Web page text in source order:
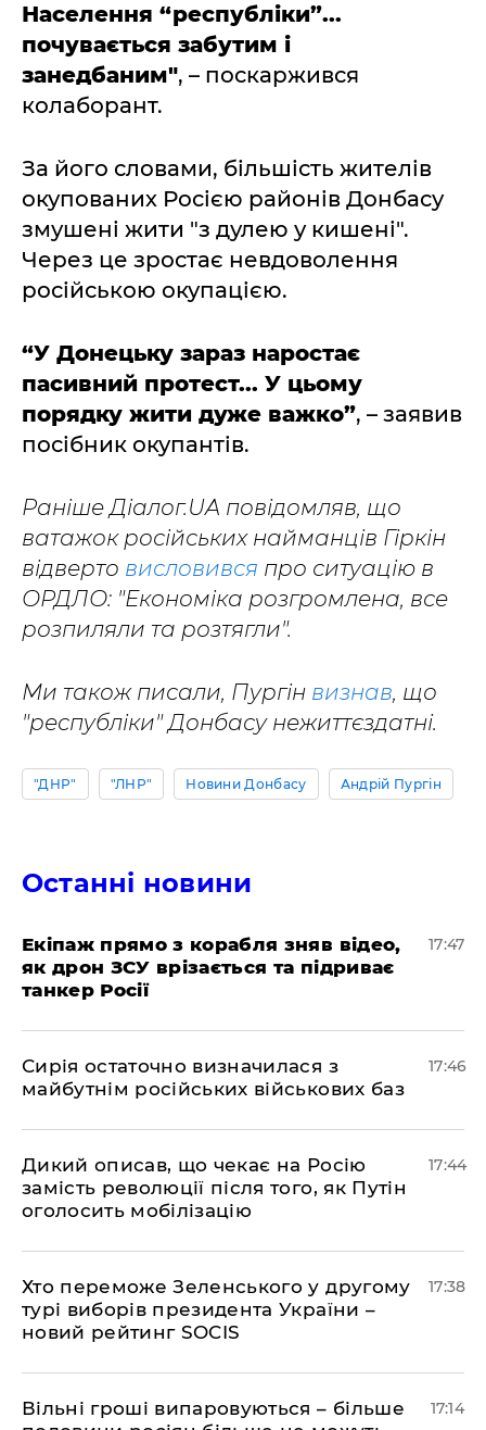
Населення “республіки”...
почувається забутим і
занедбаним", – поскаржився
колаборант.
За його словами, більшість жителів
окупованих Росією районів Донбасу
змушені жити "з дулею у кишені".
Через це зростає невдоволення
російською окупацією.
“У Донецьку зараз наростає
пасивний протест... У цьому
порядку жити дуже важко”, – заявив
посібник окупантів.
Раніше Діалог.UA повідомляв, що
ватажок російських найманців Гіркін
відверто висловився про ситуацію в
ОРДЛО: "Економіка розгромлена, все
розпиляли та розтягли".
Ми також писали, Пургін визнав, що
"республіки" Донбасу нежиттєздатні.
"ДНР" "ЛНР" Новини Донбасу Андрій Пургін
Останні новини
Екіпаж прямо з корабля зняв відео,
як дрон ЗСУ врізається та підриває
танкер Росії
17:47
Сирія остаточно визначилася з
майбутнім російських військових баз
17:46
Дикий описав, що чекає на Росію
замість революції після того, як Путін
оголосить мобілізацію
17:44
Хто переможе Зеленського у другому
турі виборів президента України –
новий рейтинг SOCIS
17:38
Вільні гроші випаровуються – більше
17:14